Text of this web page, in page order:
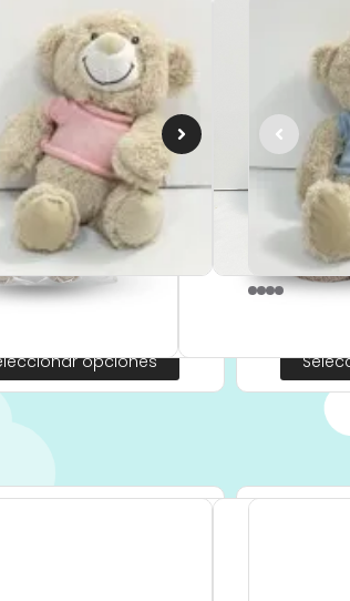
Peluche Rosa 022
opciones
Oso